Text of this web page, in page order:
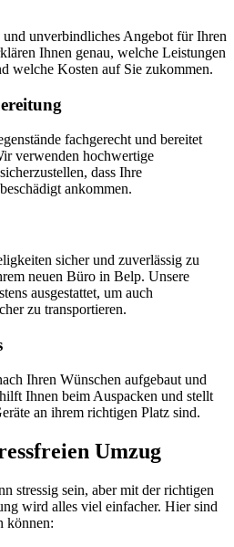
und unverbindliches Angebot für Ihren
Ihnen genau, welche Leistungen
welche Kosten auf Sie zukommen.
fachgerecht und bereitet
verwenden hochwertige
dass Ihre
ankommen.
sicher und zuverlässig zu
neuen Büro in Belp. Unsere
ausgestattet, um auch
zu transportieren.
Ihren Wünschen aufgebaut und
Ihnen beim Auspacken und stellt
an ihrem richtigen Platz sind.
Umzug
stressig sein, aber mit der richtigen
wird alles viel einfacher. Hier sind
können: